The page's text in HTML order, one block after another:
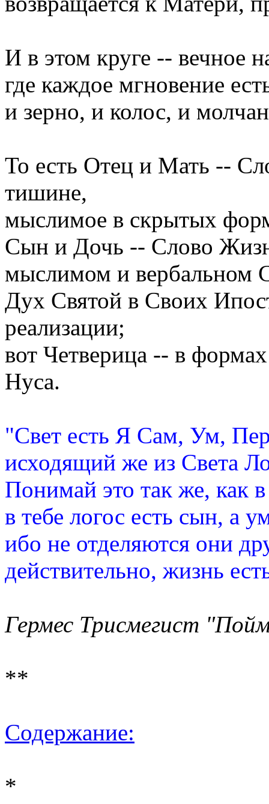
И в этом круге -- вечное
где каждое мгновение
и зерно, и колос, и
То есть Отец и Мать --
тишине,
мыслимое в скрытых
Сын и Дочь -- Слово
мыслимом и вербальном
Дух Святой в Своих
реализации;
вот Четверица -- в
Нуса.
"Свет есть Я Сам, Ум,
исходящий же из Света
Понимай это так же, как
в тебе логос есть сын, а
ибо не отделяются они
действительно, жизнь
Гермес Трисмегист
**
Содержание:
*